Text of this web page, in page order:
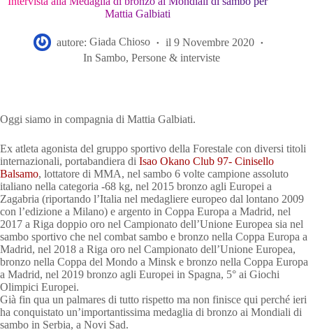
Mattia Galbiati
autore: Giada Chioso il 9 Novembre 2020
In Sambo,Persone & interviste
Oggi siamo in compagnia di Mattia Galbiati.
Ex atleta agonista del gruppo sportivo della Forestale con diversi titoli
internazionali, portabandiera di Isao Okano Club 97- Cinisello
Balsamo, lottatore di MMA, nel sambo 6 volte campione assoluto
italiano nella categoria -68 kg, nel 2015 bronzo agli Europei a
Zagabria (riportando l’Italia nel medagliere europeo dal lontano 2009
con l’edizione a Milano) e argento in Coppa Europa a Madrid, nel
2017 a Riga doppio oro nel Campionato dell’Unione Europea sia nel
sambo sportivo che nel combat sambo e bronzo nella Coppa Europa a
Madrid, nel 2018 a Riga oro nel Campionato dell’Unione Europea,
bronzo nella Coppa del Mondo a Minsk e bronzo nella Coppa Europa
a Madrid, nel 2019 bronzo agli Europei in Spagna, 5° ai Giochi
Olimpici Europei.
Già fin qua un palmares di tutto rispetto ma non finisce qui perché ieri
ha conquistato un’importantissima medaglia di bronzo ai Mondiali di
sambo in Serbia, a Novi Sad.